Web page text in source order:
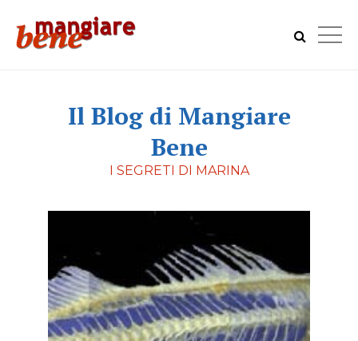
Il Blog di Mangiare
Bene
I SEGRETI DI MARINA